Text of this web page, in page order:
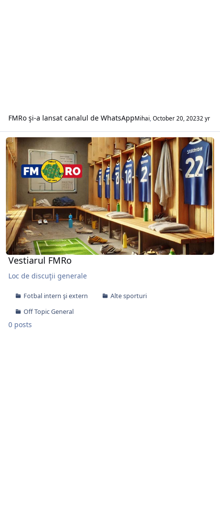
FMRo şi-a lansat canalul de WhatsAppMihai October 20, 20232 yr
Vestiarul FMRo
Vestiarul FMRo
Loc de discuţii generale
Fotbal intern şi extern
Alte sporturi
Off Topic General
0 posts